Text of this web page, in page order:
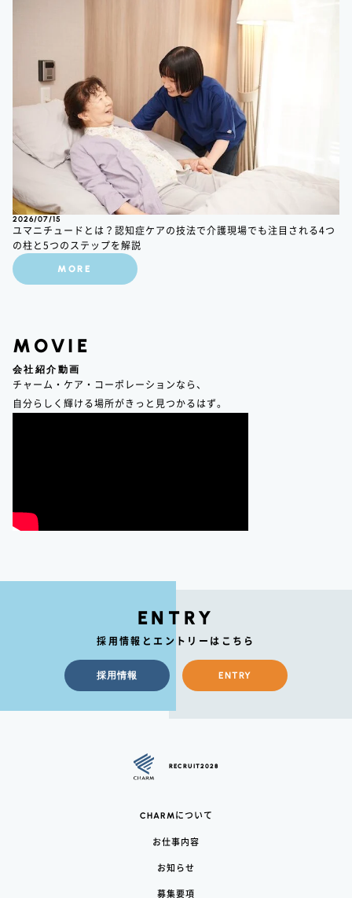
2026/07/15
ユマニチュードとは？認知症ケアの技法で介護現場でも注目される4つ
の柱と5つのステップを解説
MORE
MOVIE
会社紹介動画
チャーム・ケア・コーポレーションなら、
自分らしく輝ける場所がきっと見つかるはず。
ENTRY
採用情報とエントリーはこちら
採用情報 ENTRY
RECRUIT2028
CHARMについて
お仕事内容
お知らせ
募集要項